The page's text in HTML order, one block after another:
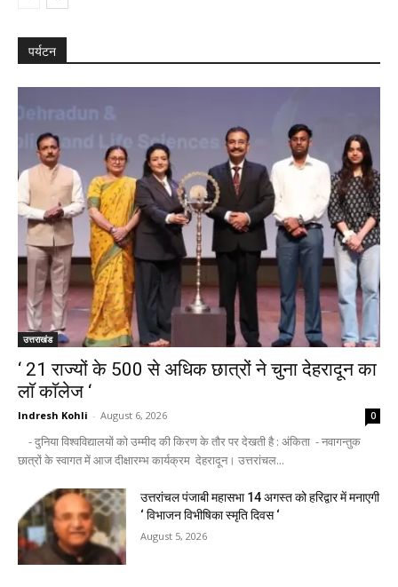
पर्यटन
उत्तराखंड
‘ 21 राज्यों के 500 से अधिक छात्रों ने चुना देहरादून का
लाॅ काॅलेज ‘
Indresh Kohli - August 6, 2026 0
- दुनिया विश्वविद्यालयों को उम्मीद की किरण के तौर पर देखती है : अंकिता - नवागन्तुक
छात्रों के स्वागत में आज दीक्षारम्भ कार्यक्रम देहरादून। उत्तरांचल...
उत्तरांचल पंजाबी महासभा 14 अगस्त को हरिद्वार में मनाएगी
‘ विभाजन विभीषिका स्मृति दिवस ‘
August 5, 2026